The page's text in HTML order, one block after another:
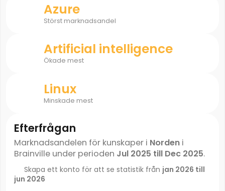
Azure
Störst marknadsandel
Artificial intelligence
Ökade mest
Linux
Minskade mest
Efterfrågan
Marknadsandelen för kunskaperi Nordeni
Brainville under perioden Jul 2025 till Dec 2025.
Skapa ett konto för att se statistik från jan 2026 till
jun 2026